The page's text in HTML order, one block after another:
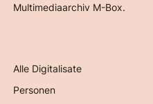
Multimediaarchiv M-Box.
Alle Digitalisate
Personen